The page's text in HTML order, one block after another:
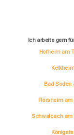
Ich arbeite gern
Hofheim am
Bad Soden
Flörsheim am
Schwalbach am